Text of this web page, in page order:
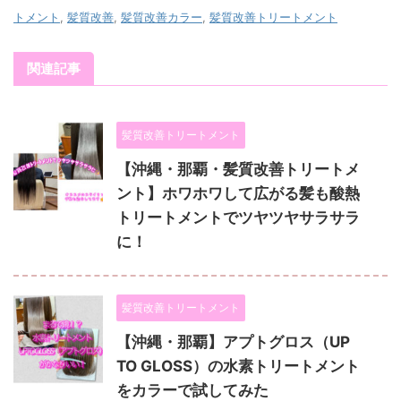
トメント
髪質改善 髪質改善カラー 髪質改善トリートメント
関連記事
髪質改善トリートメント
【沖縄・那覇・髪質改善トリートメ
ント】ホワホワして広がる髪も酸熱
トリートメントでツヤツヤサラサラ
に！
髪質改善トリートメント
【沖縄・那覇】アプトグロス（UP
TO GLOSS）の水素トリートメント
をカラーで試してみた